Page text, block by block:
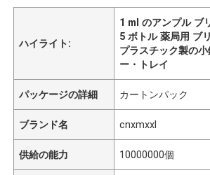
ハイライト:
1 ml のアンプル ブ
5 ボトル 薬局用 ブ
プラスチック製の
ー・トレイ
パッケージの詳細 カートンパック
ブランド名 cnxmxxl
供給の能力 10000000個